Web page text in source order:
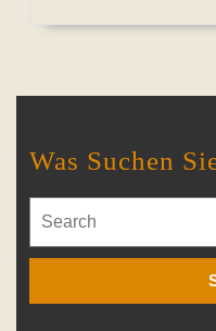
Was Suchen
for: